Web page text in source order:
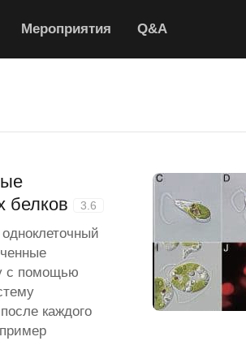
Мероприятия Q&A
белков
3.6
с помощью
каждого